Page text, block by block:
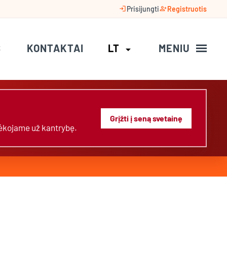
loginPrisijungtiperson_addRegistruotis
KONTAKTAI LT arrow_drop_down MENIU
už kantrybę.
Grįžti į seną svetainę